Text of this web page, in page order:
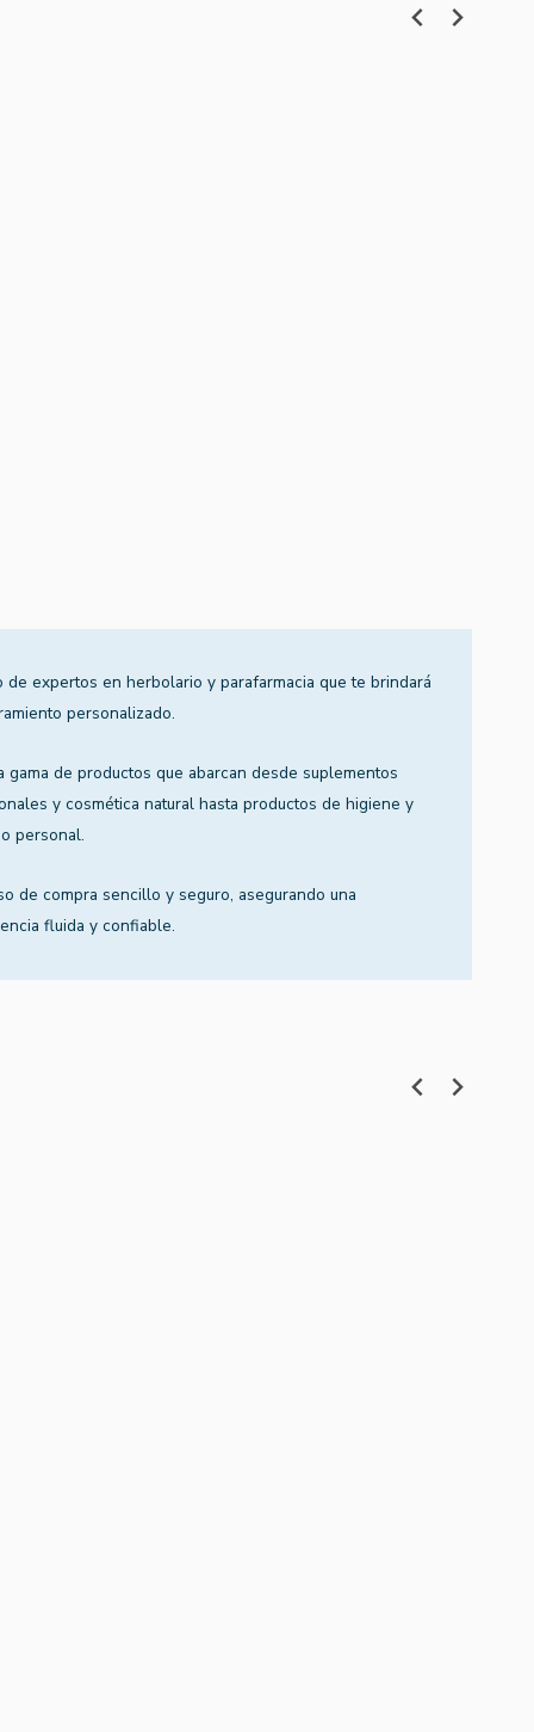
de expertos en herbolario y parafarmacia que te brindará
personalizado.
gama de productos que abarcan desde suplementos
y cosmética natural hasta productos de higiene y
personal.
de compra sencillo y seguro, asegurando una
fluida y confiable.